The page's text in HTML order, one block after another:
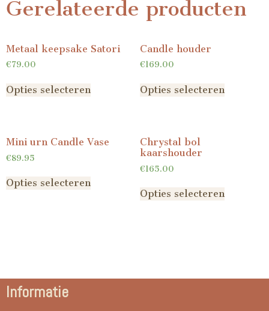
Gerelateerde producten
Metaal keepsake Satori
€79.00
Opties selecteren
Candle houder
€169.00
Opties selecteren
Mini urn Candle Vase
€89.95
Opties selecteren
Chrystal bol
kaarshouder
€165.00
Opties selecteren
Informatie